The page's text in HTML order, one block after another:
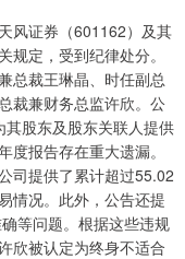
风证券（601162）及其
定，受到纪律处分。
总裁王琳晶、时任副总
裁兼财务总监许欣。公
股东及股东关联人提供
报告存在重大遗漏。
司提供了累计超过55.02
情况。此外，公告还提
等问题。根据这些违规
欣被认定为终身不适合